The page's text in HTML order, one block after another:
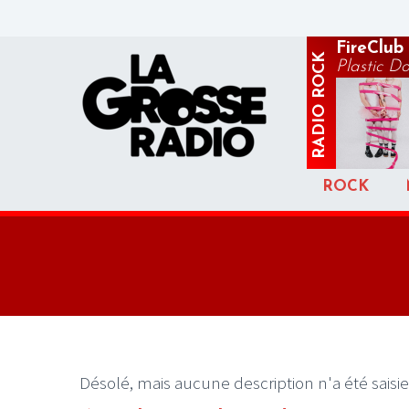
RADIO
ROCK
FireClub
Plastic
ROCK
Désolé, mais aucune description n'a été